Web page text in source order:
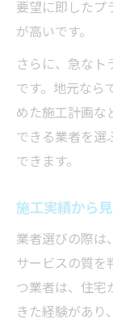
要望に即したプ
が高いです。
さらに、急な
です。地元なら
めた施工計画な
できる業者を選
できます。
施工実績から
業者選びの際は
サービスの質を
つ業者は、住宅
きた経験があり